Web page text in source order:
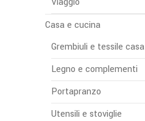
Casa e cucina
Grembiuli e tessile casa
Legno e complementi
Portapranzo
Utensili e stoviglie